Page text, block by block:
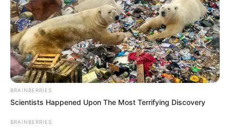
συγκίνηση ο Περιφερειάρχης Στερεάς
Ελλάδας, Φάνης Σπανός.
«Αντίο, αγαπημένε μας δάσκαλε, Παναγιώτη
Ανδρεσάκη…».
BRAINBERRIES
Scientists Happened Upon The Most Terrifying Discovery
BRAINBERRIES